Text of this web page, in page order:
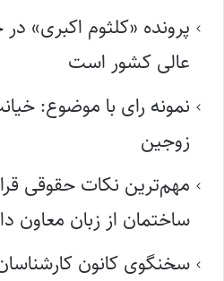
پرونده «کلثوم اکبری»
عالی کشور است
نمونه رای با موضوع:
زوجین
مهم‌ترین نکات حقوقی
ساختمان از زبان معاون
سخنگوی کانون